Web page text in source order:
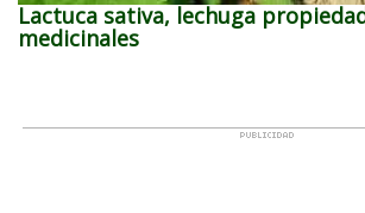
Lactuca sativa, lechuga
medicinales